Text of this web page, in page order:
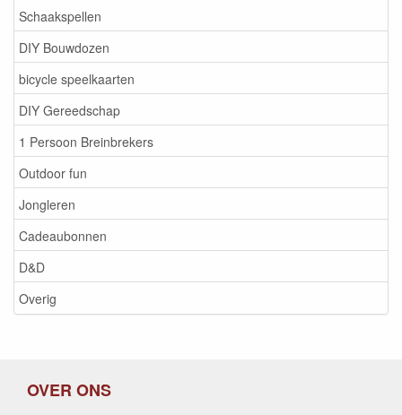
Schaakspellen
DIY Bouwdozen
bicycle speelkaarten
DIY Gereedschap
1 Persoon Breinbrekers
Outdoor fun
Jongleren
Cadeaubonnen
D&D
Overig
OVER ONS